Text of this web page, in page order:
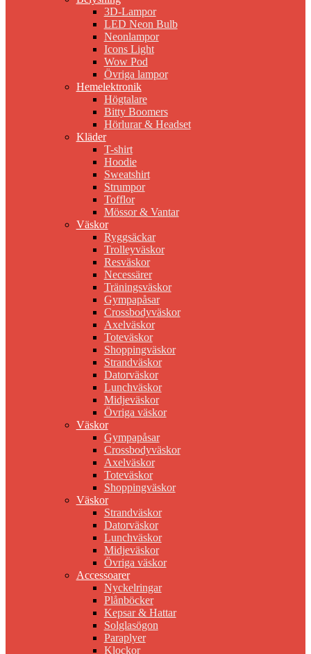
3D-Lampor
LED Neon Bulb
Neonlampor
Icons Light
Wow Pod
Övriga lampor
Hemelektronik
Högtalare
Bitty Boomers
Hörlurar & Headset
Kläder
T-shirt
Hoodie
Sweatshirt
Strumpor
Tofflor
Mössor & Vantar
Väskor
Ryggsäckar
Trolleyväskor
Resväskor
Necessärer
Träningsväskor
Gympapåsar
Crossbodyväskor
Axelväskor
Toteväskor
Shoppingväskor
Strandväskor
Datorväskor
Lunchväskor
Midjeväskor
Övriga väskor
Väskor
Gympapåsar
Crossbodyväskor
Axelväskor
Toteväskor
Shoppingväskor
Väskor
Strandväskor
Datorväskor
Lunchväskor
Midjeväskor
Övriga väskor
Accessoarer
Nyckelringar
Plånböcker
Kepsar & Hattar
Solglasögon
Paraplyer
Klockor